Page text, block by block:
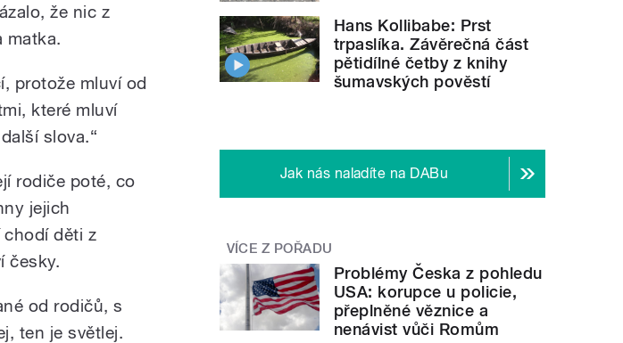
že nic z
matka.
protože mluví od
které mluví
slova.“
rodiče poté, co
jejich
chodí děti z
česky.
od rodičů, s
ten je světlej.
Hans Kollibabe: Prst
trpaslíka. Závěrečná část
pětidílné četby z knihy
šumavských pověstí
Jak nás naladíte na DABu
VÍCE Z POŘADU
Problémy Česka z pohledu
USA: korupce u policie,
přeplněné věznice a
nenávist vůči Romům